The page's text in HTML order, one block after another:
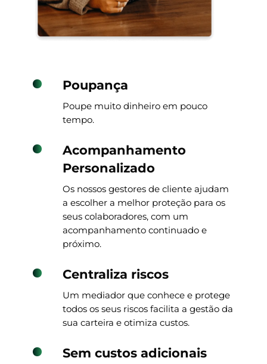
Poupança
Poupe muito dinheiro em pouco
tempo.
Acompanhamento
Personalizado
Os nossos gestores de cliente ajudam
a escolher a melhor proteção para os
seus colaboradores, com um
acompanhamento continuado e
próximo.
Centraliza riscos
Um mediador que conhece e protege
todos os seus riscos facilita a gestão da
sua carteira e otimiza custos.
Sem custos adicionais